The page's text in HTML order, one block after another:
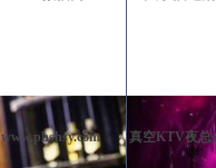
www.phshsy.com 真空KTV夜总